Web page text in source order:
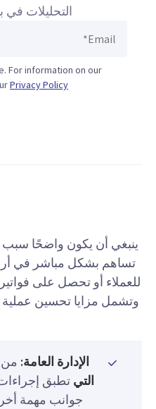
التحليلات
For information on our
Privacy Policy
تساهم بشكل مباشر في
للعملاء أو تحصل على
وتشمل مزايا تحسين
الإدارة العامة: من
التي
جوانب مهمة